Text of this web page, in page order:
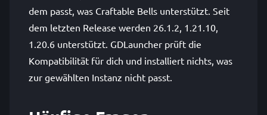
dem passt, was Craftable Bells unterstützt. Seit
dem letzten Release werden 26.1.2, 1.21.10,
1.20.6 unterstützt. GDLauncher prüft die
Kompatibilität für dich und installiert nichts, was
zur gewählten Instanz nicht passt.